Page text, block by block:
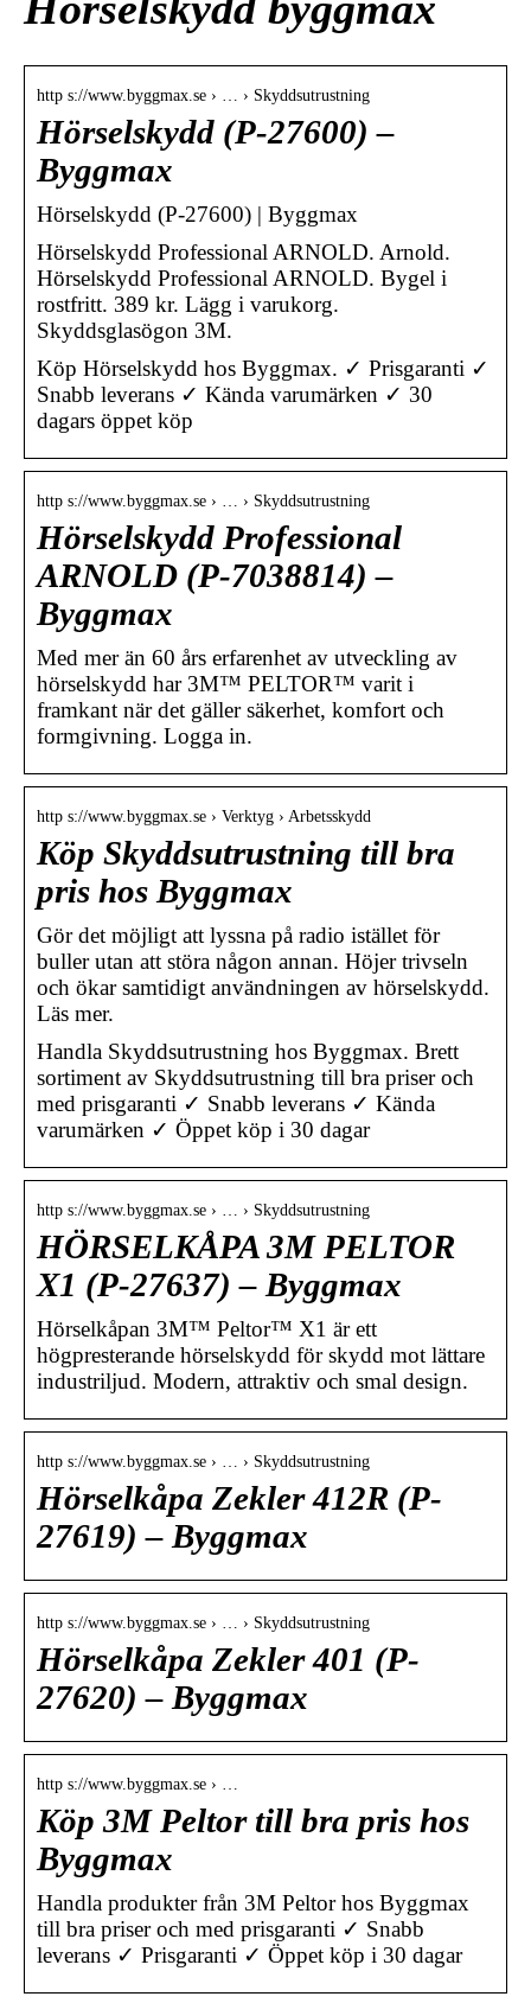
http s://www.byggmax.se › … › Skyddsutrustning
Hörselskydd (P-27600) –
Byggmax
Hörselskydd (P-27600) | Byggmax
Hörselskydd Professional ARNOLD. Arnold.
Hörselskydd Professional ARNOLD. Bygel i
rostfritt. 389 kr. Lägg i varukorg.
Skyddsglasögon 3M.
Köp Hörselskydd hos Byggmax. ✓ Prisgaranti ✓
Snabb leverans ✓ Kända varumärken ✓ 30
dagars öppet köp
http s://www.byggmax.se › … › Skyddsutrustning
Hörselskydd Professional
ARNOLD (P-7038814) –
Byggmax
Med mer än 60 års erfarenhet av utveckling av
hörselskydd har 3M™ PELTOR™ varit i
framkant när det gäller säkerhet, komfort och
formgivning. Logga in.
http s://www.byggmax.se › Verktyg › Arbetsskydd
Köp Skyddsutrustning till bra
pris hos Byggmax
Gör det möjligt att lyssna på radio istället för
buller utan att störa någon annan. Höjer trivseln
och ökar samtidigt användningen av hörselskydd.
Läs mer.
Handla Skyddsutrustning hos Byggmax. Brett
sortiment av Skyddsutrustning till bra priser och
med prisgaranti ✓ Snabb leverans ✓ Kända
varumärken ✓ Öppet köp i 30 dagar
http s://www.byggmax.se › … › Skyddsutrustning
HÖRSELKÅPA 3M PELTOR
X1 (P-27637) – Byggmax
Hörselkåpan 3M™ Peltor™ X1 är ett
högpresterande hörselskydd för skydd mot lättare
industriljud. Modern, attraktiv och smal design.
http s://www.byggmax.se › … › Skyddsutrustning
Hörselkåpa Zekler 412R (P-
27619) – Byggmax
http s://www.byggmax.se › … › Skyddsutrustning
Hörselkåpa Zekler 401 (P-
27620) – Byggmax
http s://www.byggmax.se › …
Köp 3M Peltor till bra pris hos
Byggmax
Handla produkter från 3M Peltor hos Byggmax
till bra priser och med prisgaranti ✓ Snabb
leverans ✓ Prisgaranti ✓ Öppet köp i 30 dagar